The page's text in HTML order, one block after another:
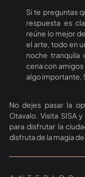
Si te preguntas
respuesta es
reúne lo mejor
el arte, todo en
noche tranquila
cena con
algo importante,
No dejes pasar la
Otavalo. Visita SISA
para disfrutar la
disfruta de la magia